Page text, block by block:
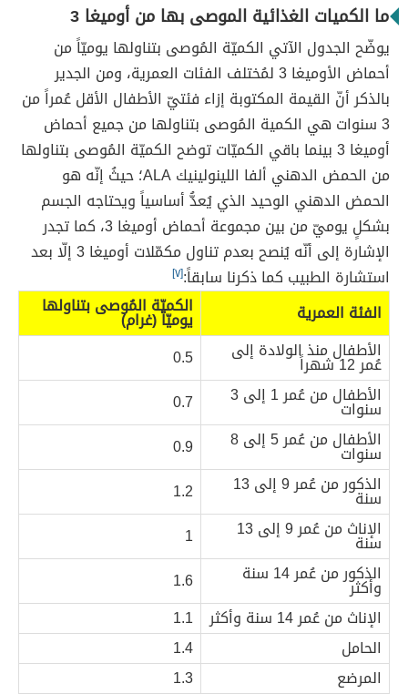
ما الكميات الغذائية الموصى بها من أوميغا 3
يوضّح الجدول الآتي الكميّة المُوصى بتناولها يوميّاً من
أحماض الأوميغا 3 لمُختلف الفئات العمرية، ومن الجدير
بالذكر أنّ القيمة المكتوبة إزاء فئتيّ الأطفال الأقل عُمراً من
3 سنوات هي الكمية المُوصى بتناولها من جميع أحماض
أوميغا 3 بينما باقي الكميّات توضح الكميّة المُوصى بتناولها
من الحمض الدهني ألفا اللينولينيك ALA؛ حيثُ إنّه هو
الحمض الدهني الوحيد الذي يُعدُّ أساسياً ويحتاجه الجسم
بشكلٍ يوميّ من بين مجموعة أحماض أوميغا 3، كما تجدر
الإشارة إلى أنّه يُنصح بعدم تناول مكمّلات أوميغا 3 إلّا بعد
استشارة الطبيب كما ذكرنا سابقاً:[٧]
الفئة العمرية الكميّة المُوصى بتناولها
يوميّاً (غرام)
الأطفال منذ الولادة إلى
عُمر 12 شهراً
0.5
الأطفال من عُمر 1 إلى 3
سنوات
0.7
الأطفال من عُمر 5 إلى 8
سنوات
0.9
الذكور من عُمر 9 إلى 13
سنة
1.2
الإناث من عُمر 9 إلى 13
سنة
1
الذكور من عُمر 14 سنة
وأكثر
1.6
الإناث من عُمر 14 سنة وأكثر
1.1
الحامل
1.4
المرضع
1.3